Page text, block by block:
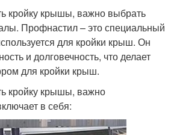
кройку крышы, важно выбрать
Профнастил – это специальный
для кройки крыш. Он
и долговечность, что делает
для кройки крыш.
кройку крышы, важно
в себя: